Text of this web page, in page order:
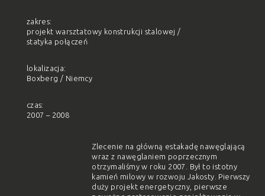
zakres:
projekt warsztatowy konstrukcji stalowej /
statyka połączeń
lokalizacja:
Boxberg / Niemcy
czas:
2007 – 2008
Zlecenie na główną estakadę nawęglającą
wraz z nawęglaniem poprzecznym
otrzymaliśmy w roku 2007. Był to istotny
kamień milowy w rozwoju Jakosty. Pierwszy
duży projekt energetyczny, pierwsze